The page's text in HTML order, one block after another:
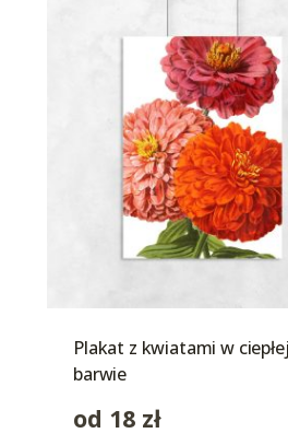
Plakat z kwiatami w ciepłej
barwie
od 18 zł